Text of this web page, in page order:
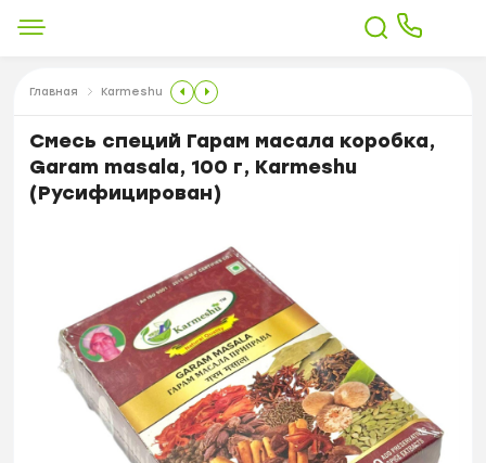
Главная Karmeshu
Смесь специй Гарам масала коробка,
Garam masala, 100 г, Karmeshu
(Русифицирован)